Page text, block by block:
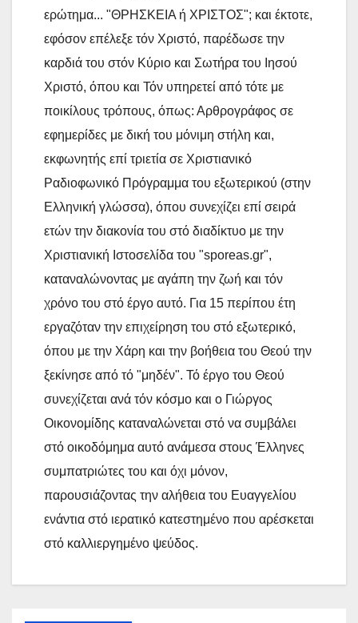
ερώτημα... "ΘΡΗΣΚΕΙΑ ή ΧΡΙΣΤΟΣ"; και έκτοτε,
εφόσον επέλεξε τόν Χριστό, παρέδωσε την
καρδιά του στόν Κύριο και Σωτήρα του Ιησού
Χριστό, όπου και Τόν υπηρετεί από τότε με
ποικίλους τρόπους, όπως: Αρθρογράφος σε
εφημερίδες με δική του μόνιμη στήλη και,
εκφωνητής επί τριετία σε Χριστιανικό
Ραδιοφωνικό Πρόγραμμα του εξωτερικού (στην
Ελληνική γλώσσα), όπου συνεχίζει επί σειρά
ετών την διακονία του στό διαδίκτυο με την
Χριστιανική Ιστοσελίδα του "sporeas.gr",
καταναλώνοντας με αγάπη την ζωή και τόν
χρόνο του στό έργο αυτό. Για 15 περίπου έτη
εργαζόταν την επιχείρηση του στό εξωτερικό,
όπου με την Χάρη και την βοήθεια του Θεού την
ξεκίνησε από τό "μηδέν". Τό έργο του Θεού
συνεχίζεται ανά τόν κόσμο και ο Γιώργος
Οικονομίδης καταναλώνεται στό να συμβάλει
στό οικοδόμημα αυτό ανάμεσα στους Έλληνες
συμπατριώτες του και όχι μόνον,
παρουσιάζοντας την αλήθεια του Ευαγγελίου
ενάντια στό ιερατικό κατεστημένο που αρέσκεται
στό καλλιεργημένο ψεύδος.